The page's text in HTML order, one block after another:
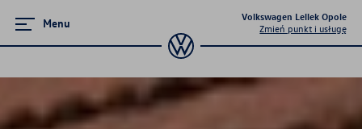
Menu
Volkswagen Lellek Opole
Zmień punkt i usługę
Promocje i aktualności